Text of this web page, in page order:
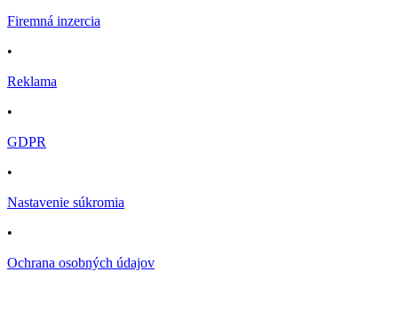
Firemná inzercia
•
Reklama
•
GDPR
•
Nastavenie súkromia
•
Ochrana osobných údajov